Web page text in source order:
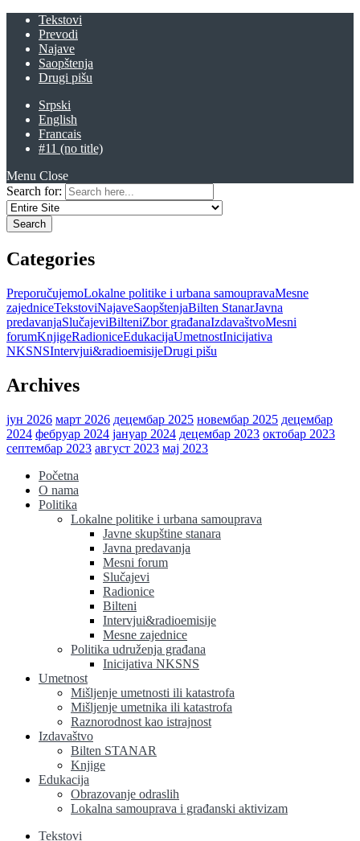
Tekstovi
Prevodi
Najave
Saopštenja
Drugi pišu
Srpski
English
Francais
#11 (no title)
Menu Close
Search for:
Categories
PreporučujemoLokalne politike i urbana samoupravaMesne
zajedniceTekstoviNajaveSaopštenjaBilten StanarJavna
predavanjaSlučajeviBilteniZbor građanaIzdavaštvoMesni
forumKnjigeRadioniceEdukacijaUmetnostInicijativa
NKSNSIntervjui&radioemisijeDrugi pišu
Archives
јун 2026 март 2026 децембар 2025 новембар 2025 децембар
2024 фебруар 2024 јануар 2024 децембар 2023 октобар 2023
септембар 2023 август 2023 мај 2023
Početna
O nama
Politika
Lokalne politike i urbana samouprava
Javne skupštine stanara
Javna predavanja
Mesni forum
Slučajevi
Radionice
Bilteni
Intervjui&radioemisije
Mesne zajednice
Politika udruženja građana
Inicijativa NKSNS
Umetnost
Mišljenje umetnosti ili katastrofa
Mišljenje umetnika ili katastrofa
Raznorodnost kao istrajnost
Izdavaštvo
Bilten STANAR
Knjige
Edukacija
Obrazovanje odraslih
Lokalna samouprava i građanski aktivizam
Tekstovi